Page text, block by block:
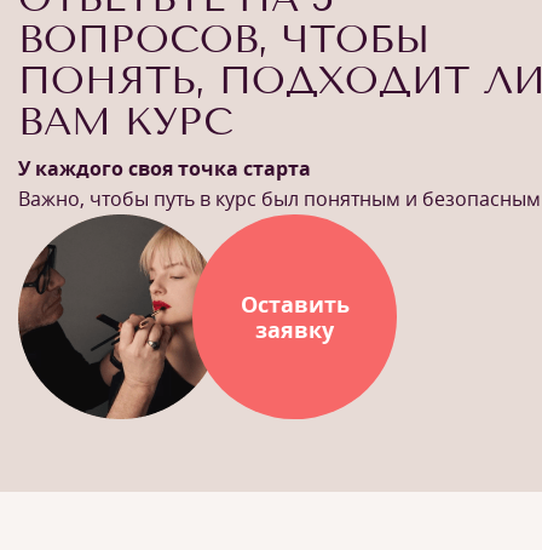
ВОПРОСОВ, ЧТОБЫ
ПОНЯТЬ, ПОДХОДИТ
ВАМ КУРС
У каждого своя точка старта
Важно, чтобы путь в курс был понятным и безопасным
Оставить
заявку